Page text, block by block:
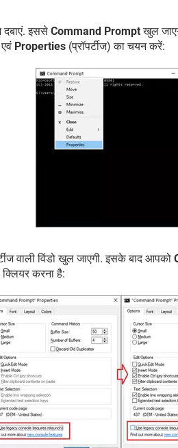
दबाएं. इससे Command Promptखुल
Properties (प्रॉपर्टीज) का चयन करें:
वाली विंडो खुल जाएगी. इसके बाद आपको
करना है: